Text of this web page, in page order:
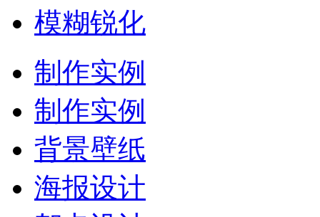
模糊锐化
制作实例
制作实例
背景壁纸
海报设计